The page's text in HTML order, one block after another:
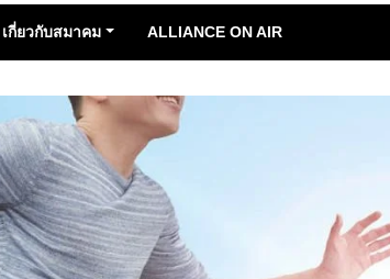
เกี่ยวกับสมาคม ALLIANCE ON AIR